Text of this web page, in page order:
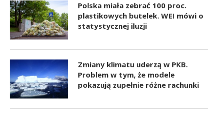
Polska miała zebrać 100 proc.
plastikowych butelek. WEI mówi o
statystycznej iluzji
Zmiany klimatu uderzą w PKB.
Problem w tym, że modele
pokazują zupełnie różne rachunki